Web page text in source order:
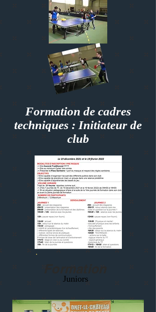
Formation de cadres
techniques : Initiateur de
club
Juniors